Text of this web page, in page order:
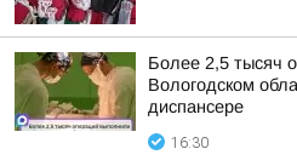
Более 2,5 тысяч
Вологодском
диспансере
16:30